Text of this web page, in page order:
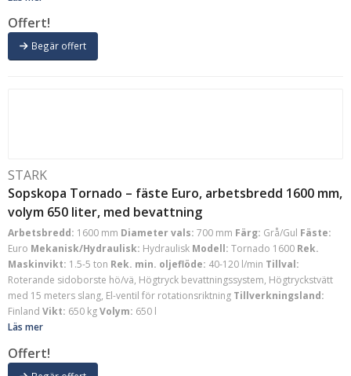
Offert!
Begär offert
STARK
Sopskopa Tornado – fäste Euro, arbetsbredd 1600 mm,
volym 650 liter, med bevattning
Arbetsbredd: 1600 mm Diameter vals: 700 mm Färg: Grå/Gul Fäste:
Euro Mekanisk/Hydraulisk: Hydraulisk Modell: Tornado 1600 Rek.
Maskinvikt: 1.5-5 ton Rek. min. oljeflöde: 40-120 l/min Tillval:
Roterande sidoborste hö/vä, Högtryck bevattningssystem, Högtryckstvätt
med 15 meters slang, El-ventil för rotationsriktning Tillverkningsland:
Finland Vikt: 650 kgVolym: 650 l
Läs mer
Offert!